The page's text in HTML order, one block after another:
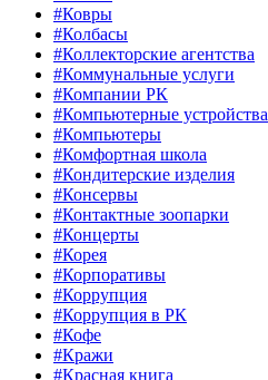
#Ковры
#Колбасы
#Коллекторские агентства
#Коммунальные услуги
#Компании РК
#Компьютерные устройства
#Компьютеры
#Комфортная школа
#Кондитерские изделия
#Консервы
#Контактные зоопарки
#Концерты
#Корея
#Корпоративы
#Коррупция
#Коррупция в РК
#Кофе
#Кражи
#Красная книга